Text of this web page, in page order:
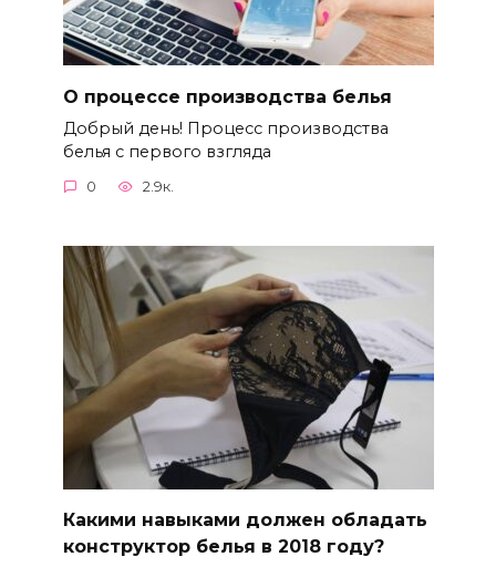
О процессе производства белья
Добрый день! Процесс производства
белья с первого взгляда
0 2.9к.
Какими навыками должен обладать
конструктор белья в 2018 году?